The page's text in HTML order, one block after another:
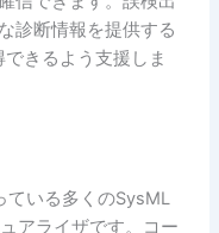
診断情報を提供する
きるよう支援しま
ている多くのSysML
アライザです。コー